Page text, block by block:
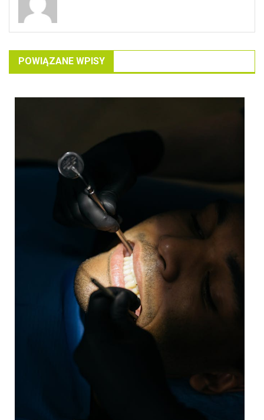
POWIĄZANE WPISY